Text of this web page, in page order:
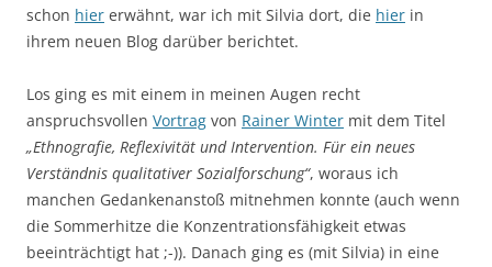
schon hier erwähnt, war ich mit Silvia dort, die hier in
ihrem neuen Blog darüber berichtet.
Los ging es mit einem in meinen Augen recht
anspruchsvollen Vortrag von Rainer Winter mit dem Titel
„Ethnografie, Reflexivität und Intervention. Für ein neues
Verständnis qualitativer Sozialforschung“, woraus ich
manchen Gedankenanstoß mitnehmen konnte (auch wenn
die Sommerhitze die Konzentrationsfähigkeit etwas
beeinträchtigt hat ;-)). Danach ging es (mit Silvia) in eine